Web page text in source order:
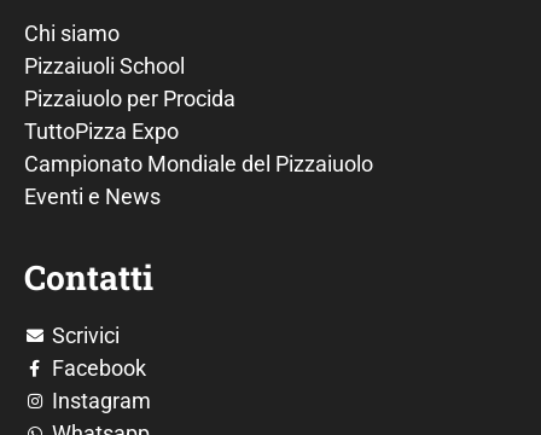
Chi siamo
Pizzaiuoli School
Pizzaiuolo per Procida
TuttoPizza Expo
Campionato Mondiale del Pizzaiuolo
Eventi e News
Contatti
Scrivici
Facebook
Instagram